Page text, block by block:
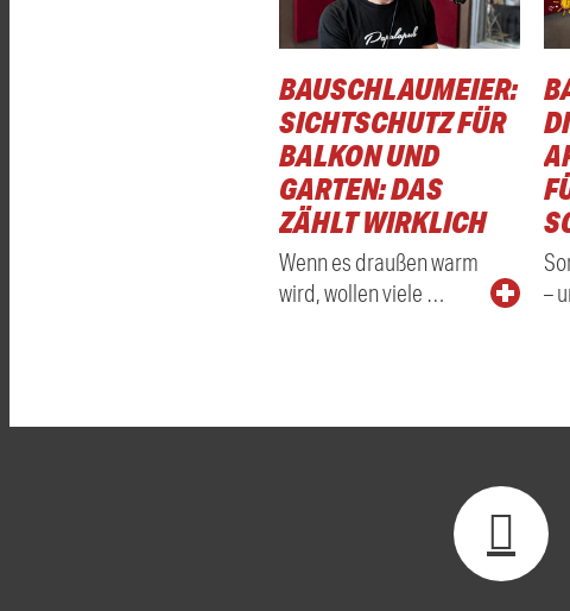
BAUSCHLAUMEIER:
SICHTSCHUTZ FÜR
BALKON UND
GARTEN: DAS
ZÄHLT WIRKLICH
Wenn es draußen warm
wird, wollen viele …
–